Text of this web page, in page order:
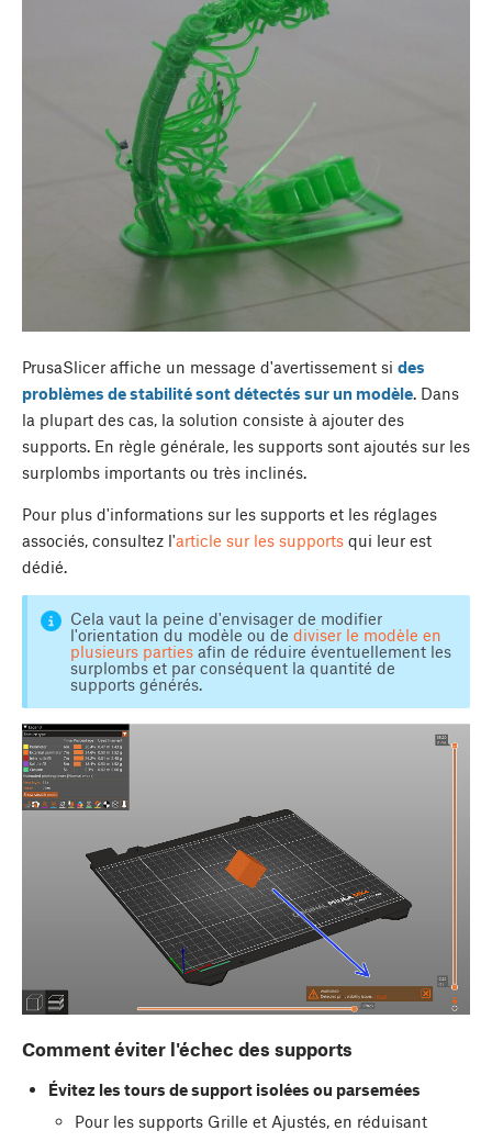
PrusaSlicer affiche un message d'avertissement si des
problèmes de stabilité sont détectés sur un modèle. Dans
la plupart des cas, la solution consiste à ajouter des
supports. En règle générale, les supports sont ajoutés sur les
surplombs importants ou très inclinés.
Pour plus d'informations sur les supports et les réglages
associés, consultez l'article sur les supports qui leur est
dédié.
Cela vaut la peine d'envisager de modifier
l'orientation du modèle ou de diviser le modèle en
plusieurs partiesafin de réduire éventuellement les
surplombs et par conséquent la quantité de
supports générés.
Comment éviter l'échec des supports
Évitez les tours de support isolées ou parsemées
Pour les supports Grille et Ajustés, en réduisant